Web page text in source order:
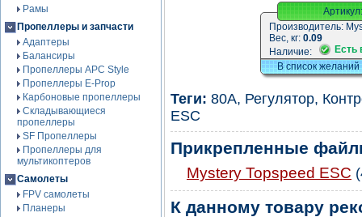
Рамы
Пропеллеры и запчасти
Адаптеры
Балансиры
Пропеллеры APC Style
Пропеллеры E-Prop
Карбоновые пропеллеры
Складывающиеся
пропеллеры
SF Пропеллеры
Пропеллеры для
мультикоптеров
Самолеты
FPV самолеты
Планеры
Производитель:
Вес, кг: 0.09
Наличие:
Есть
В список желаний
Теги: 80А, Регулятор,
ESC
Прикрепленные
Mystery Topspeed ESC
К данному товару